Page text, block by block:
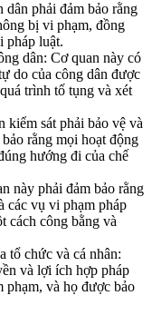
dân phải đảm bảo rằng
bị vi phạm, đồng
pháp luật.
dân: Cơ quan này có
do của công dân được
trình tố tụng và xét
kiểm sát phải bảo vệ và
rằng mọi hoạt động
hướng đi của chế
này phải đảm bảo rằng
các vụ vi phạm pháp
cách công bằng và
tổ chức và cá nhân:
và lợi ích hợp pháp
phạm, và họ được bảo